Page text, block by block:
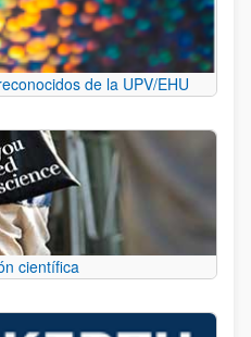
de la UPV/EHU
científica